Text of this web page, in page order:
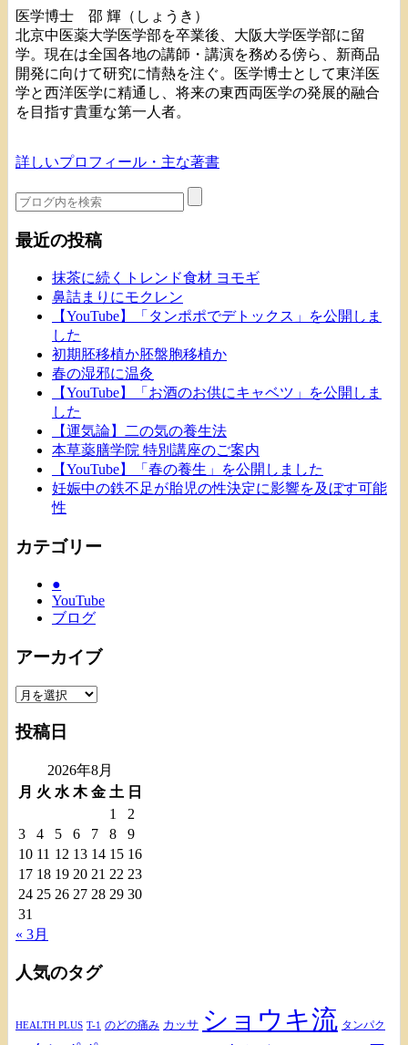
医学博士 邵 輝（しょうき）
北京中医薬大学医学部を卒業後、大阪大学医学部に留
学。現在は全国各地の講師・講演を務める傍ら、新商品
開発に向けて研究に情熱を注ぐ。医学博士として東洋医
学と西洋医学に精通し、将来の東西両医学の発展的融合
を目指す貴重な第一人者。
詳しいプロフィール・主な著書
最近の投稿
抹茶に続くトレンド食材 ヨモギ
鼻詰まりにモクレン
【YouTube】「タンポポでデトックス」を公開しま
した
初期胚移植か胚盤胞移植か
春の湿邪に温灸
【YouTube】「お酒のお供にキャベツ」を公開しま
した
【運気論】二の気の養生法
本草薬膳学院 特別講座のご案内
【YouTube】「春の養生」を公開しました
妊娠中の鉄不足が胎児の性決定に影響を及ぼす可能
性
カテゴリー
●
YouTube
ブログ
アーカイブ
ア
カ
投稿日
2026年8月
月 火 水 木 金 土 日
1
2
3
4 5 6 7 8
9
10 11 12 13 14 15 16
17 18 19 20 21 22 23
24 25 26 27 28 29 30
31
« 3月
人気のタグ
HEALTH PLUS T-1 のどの痛み カッサ ショウキ流 タンパク